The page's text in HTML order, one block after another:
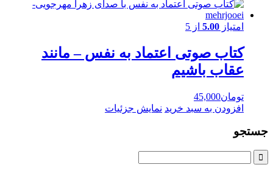
امتیاز 5.00 از 5
کتاب صوتی اعتماد به نفس – مانند
عقاب باشیم
تومان45,000
افزودن به سبد خرید نمایش جزئیات
جستجو